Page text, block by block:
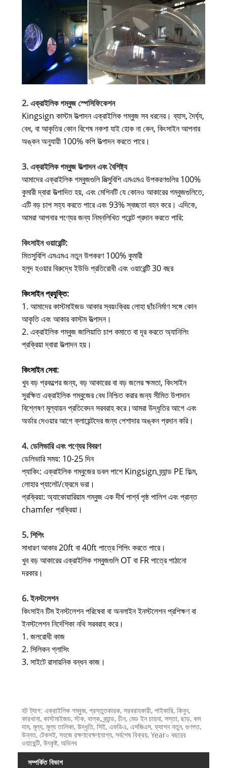
2. এক্রাইলিক গম্বুজ স্পেসিফিকেশন
Kingsign কাস্টম উত্পাদন এক্রাইলিক গম্বুজ সব ধরনের। ব্যাস, দৈর্ঘ্য,
বেধ, বা আকৃতির কোন বিশেষ নকশা যাই হোক না কেন, কিংসাইন আপনার
অঙ্কন অনুযায়ী 100% কপি উত্পাদন করতে পারে।
3. এক্রাইলিক গম্বুজ উত্পাদন এবং বৈশিষ্ট্য
আমাদের এক্রাইলিক গম্বুজগুলি মিত্সুবিশি এমএমএ উপকরণগুলির 100%
কুমারী দ্বারা উত্পাদিত হয়, এবং মেশিনটি যে কোনও আকারের গম্বুজগুলিতে,
এটি বড় চাপ সহ্য করতে পারে এবং 93% স্বচ্ছতা বহন করে। এদিকে,
আমরা আপনার পণ্যের জন্য নিম্নলিখিত পয়েন্ট প্রদান করতে পারি:
কিংসাইন ওয়ারেন্টি:
মিতসুবিশি এমএমএ নতুন উপকরণ 100% কুমারী
হলুদ হওয়ার বিরুদ্ধে ইউভি প্রতিরোধী এবং ওয়ারেন্টি 30 বছর
কিংসাইন প্রযুক্তি:
1. আমাদের কাস্টমাইজড আকার স্বয়ংক্রিয় লোহা ছাঁচনির্মাণ সঙ্গে কোন
আকৃতি এবং আকার কাস্টম উত্পাদন।
2. এক্রাইলিক গম্বুজ জালিয়াতি চাপ কমাতে বা দূর করতে অ্যানিলিং
প্রক্রিয়া দ্বারা উত্পাদন হয়।
কিংসাইন সেবা:
খুব বড় প্রকল্পের জন্য, বড় আকারের বা বড় জলের ক্ষমতা, কিংসাইন
সুরক্ষিত এক্রাইলিক গম্বুজের বেধ নিশ্চিত করার জন্য সীমিত উপাদান
বিশ্লেষণ মূল্যায়ন প্রতিবেদন সরবরাহ করে।আমরা উদ্ধৃতির আগে এবং
অর্ডার দেওয়ার আগে ক্লায়েন্টদের জন্য পেশাদার অঙ্কন প্রদান করি।
4. ডেলিভারি এবং পণ্যের বিবরণ
ডেলিভারি সময়: 10-25 দিন
প্যাকিং: এক্রাইলিক গম্বুজের ডবল পাশে Kingsign ব্র্যান্ড PE ফিল্ম,
লোহার প্যালেট/ফ্রেমে ভরা।
প্রক্রিয়া: অ্যাকোয়ারিয়াম গম্বুজ এক দীর্ঘ পার্শ্ব পৃষ্ঠ পালিশ এবং প্রান্ত
chamfer প্রক্রিয়া।
5. শিপিং
সাধারণ আকার 20ft বা 40ft পাত্রে শিপিং করতে পারে।
খুব বড় আকারের এক্রাইলিক গম্বুজগুলি OT বা FR পাত্রে পাঠানো
দরকার।
6. ইনস্টলেশন
কিংসাইন টিম ইনস্টলেশন পরিষেবা বা অনলাইন ইনস্টলেশন প্রশিক্ষণ বা
ইনস্টলেশন নির্দেশিকা নথি সরবরাহ করে।
1. জলরোধী কাজ
2. সিলিকন গ্লাসিং
3. সাইটে রাসায়নিক বন্ধন কাজ।
হট ট্যাগ: এক্রাইলিক গম্বুজ, প্রস্তুতকারক, সরবরাহকারী, পাইকারি, কিনুন,
কারখানা, কাস্টমাইজড, স্টক, বাল্ক, ব্র্যান্ড, চীন, মেড ইন চায়না, সস্তা, ছাড়, কম
দাম, মূল্য, মূল্য তালিকা, উদ্ধৃতি, সিই, এফডিএ, এসজিএস, ফ্যাশন নতুন, গুণগত,
উন্নত, টেকসই, সহজে রক্ষণাবেক্ষণযোগ্য, সর্বশেষ বিক্রয়, Year০ বছরের
ওয়ারেন্টি, উৎকৃষ্ট, অভিনব
সম্পর্কিত বিভাগ